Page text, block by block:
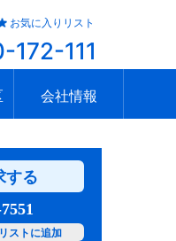
お気に入りリスト
172-111
トップ
住宅街
ち
イント
震
さんぽ」
会社情報
会社概要
アクセス
住建ハウジング上原支店
住建ハウジング中野
採用情報
する
ストに追加